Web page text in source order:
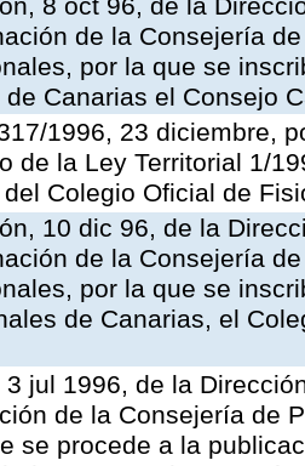
8 oct 96, de la
de la Consejería
por la que se
de Canarias el Consejo
1996, 23 diciembre,
de la Ley Territorial 1/
Colegio Oficial de
10 dic 96, de la
de la Consejería
por la que se
de Canarias, el
jul 1996, de la
de la Consejería de
se procede a la